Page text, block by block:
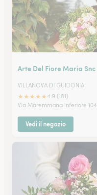
Arte Del Fiore Maria Snc
VILLANOVA DI GUIDONIA
★★★★★4.9 (181)
Via Maremmana Inferiore 104
Vedi il negozio